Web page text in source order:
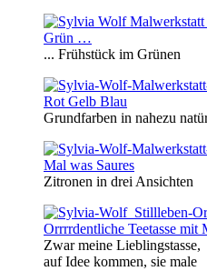
Grün …
... Frühstück im Grünen
Rot Gelb Blau
Grundfarben in nahezu
Mal was Saures
Zitronen in drei Ansichten
Orrrrdentliche Teetasse mit
Zwar meine
auf Idee kommen, sie male